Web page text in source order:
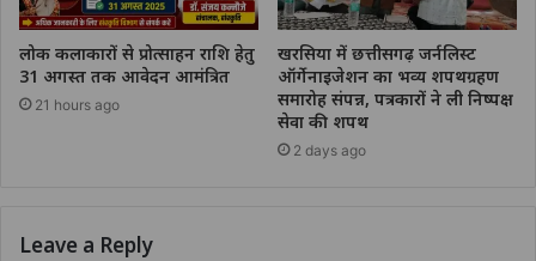
लोक कलाकारों से प्रोत्साहन राशि हेतु
31 अगस्त तक आवेदन आमंत्रित
21 hours ago
खरसिया में छत्तीसगढ़ जर्नलिस्ट
ऑर्गेनाइजेशन का भव्य शपथग्रहण
समारोह संपन्न, पत्रकारों ने ली निष्पक्ष
सेवा की शपथ
2 days ago
Leave a Reply